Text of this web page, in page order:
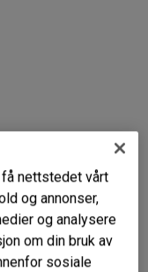
nettstedet vårt
og annonser,
og analysere
om din bruk av
sosiale